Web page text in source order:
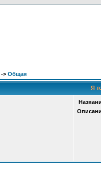
-> Общая
Я